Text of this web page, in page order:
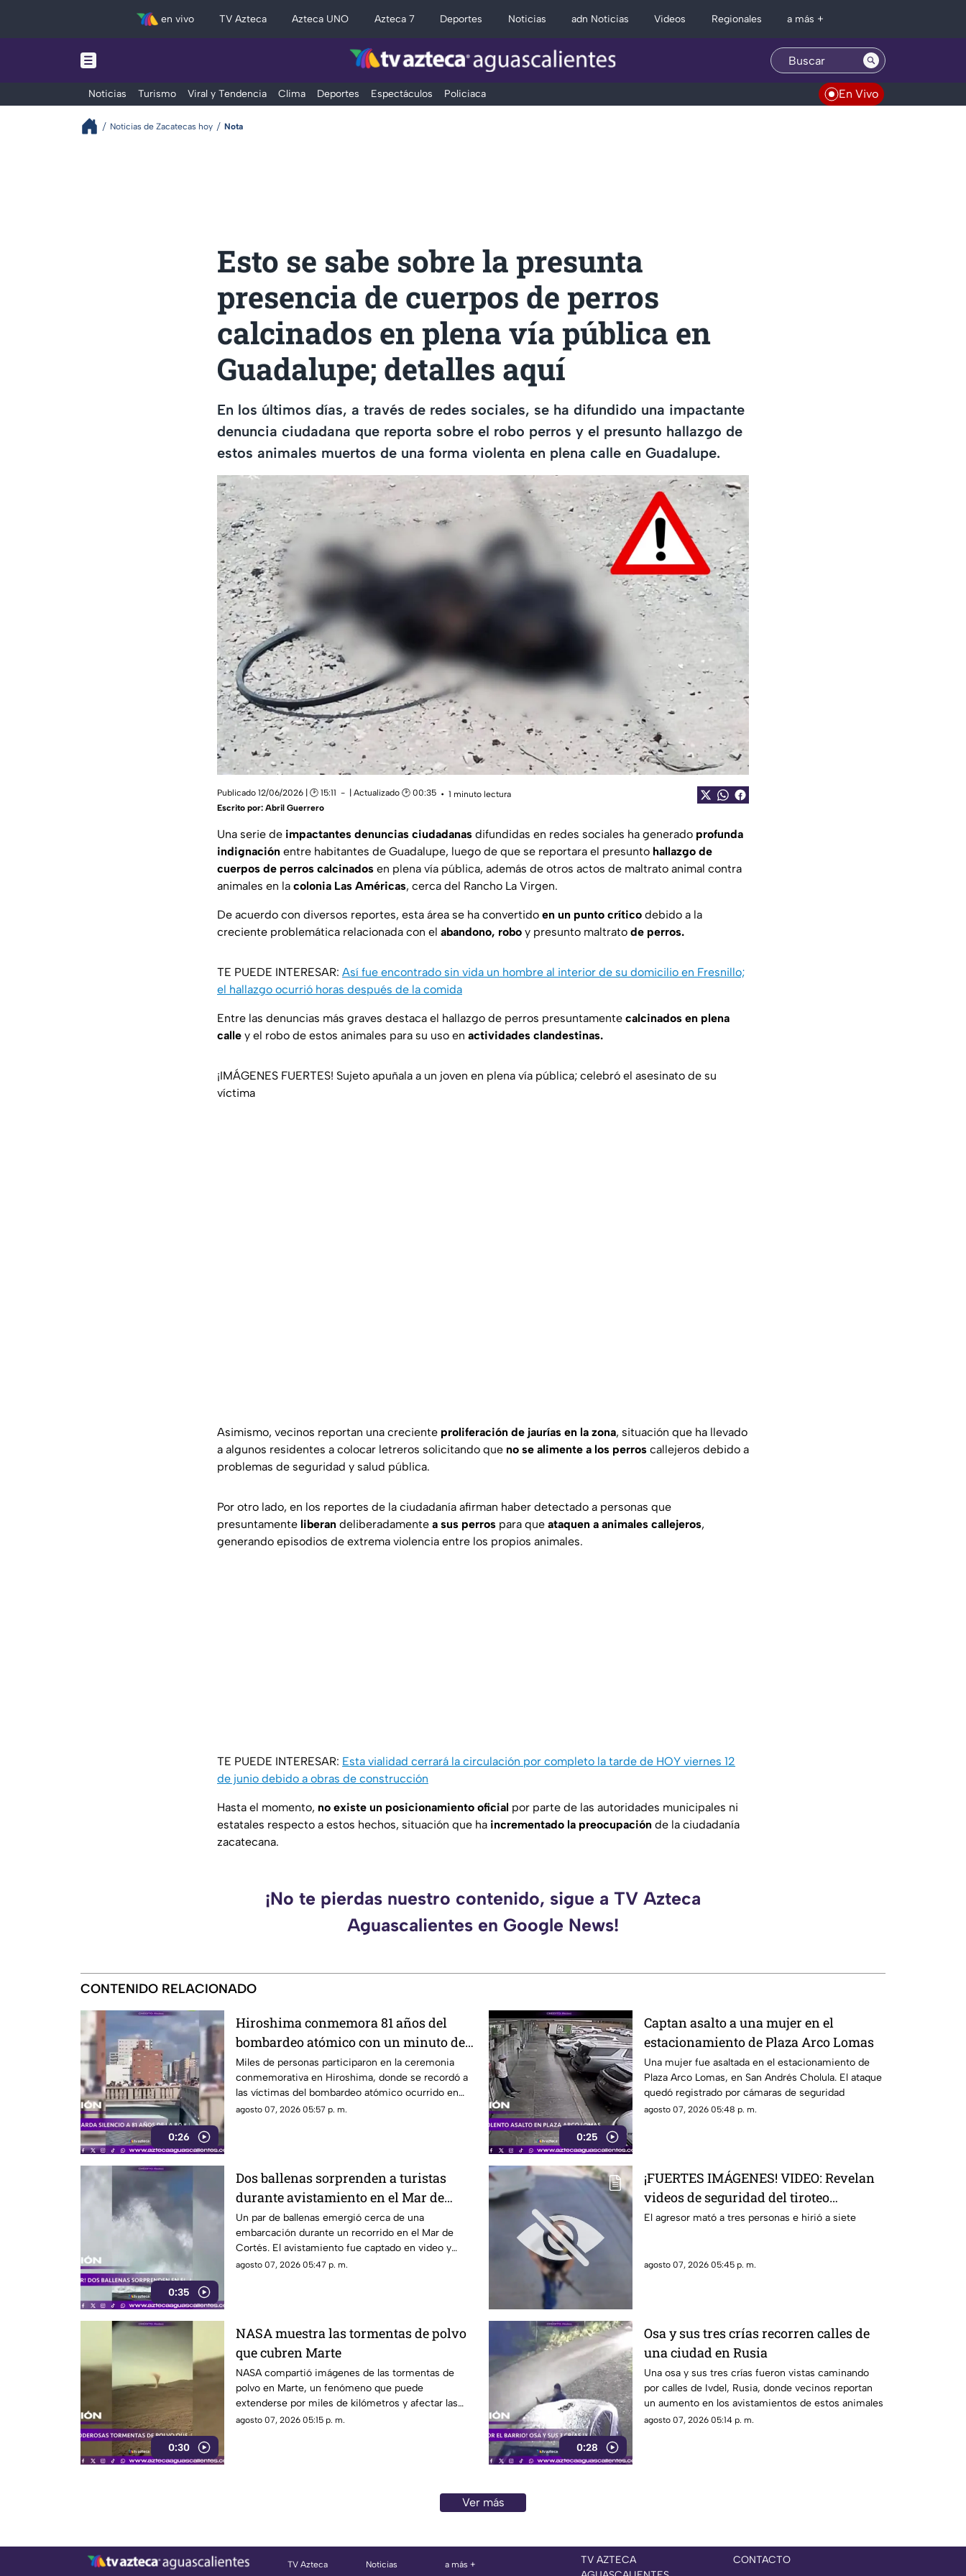
en vivo TV Azteca Azteca UNO Azteca 7 Deportes Noticias adn Noticias Videos Regionales a más +
Noticias Turismo Viral y Tendencia Clima Deportes Espectáculos Policiaca En Vivo
Noticias de Zacatecas hoy Nota
Esto se sabe sobre la presunta
presencia de cuerpos de perros
calcinados en plena vía pública en
Guadalupe; detalles aquí
En los últimos días, a través de redes sociales, se ha difundido una impactante
denuncia ciudadana que reporta sobre el robo perros y el presunto hallazgo de
estos animales muertos de una forma violenta en plena calle en Guadalupe.
Publicado 12/06/2026 | 🕑 15:11 | Actualizado 🕑 00:35
1 minuto lectura
Escrito por: Abril Guerrero
Una serie de impactantes denuncias ciudadanas difundidas en redes sociales ha generado profunda
indignación entre habitantes de Guadalupe, luego de que se reportara el presunto hallazgo de
cuerpos de perros calcinados en plena vía pública, además de otros actos de maltrato animal contra
animales en la colonia Las Américas, cerca del Rancho La Virgen.
De acuerdo con diversos reportes, esta área se ha convertido en un punto crítico debido a la
creciente problemática relacionada con el abandono, robo y presunto maltrato de perros.
TE PUEDE INTERESAR: Así fue encontrado sin vida un hombre al interior de su domicilio en Fresnillo;
el hallazgo ocurrió horas después de la comida
Entre las denuncias más graves destaca el hallazgo de perros presuntamente calcinados en plena
calle y el robo de estos animales para su uso en actividades clandestinas.
¡IMÁGENES FUERTES! Sujeto apuñala a un joven en plena vía pública; celebró el asesinato de su
víctima
Asimismo, vecinos reportan una creciente proliferación de jaurías en la zona, situación que ha llevado
a algunos residentes a colocar letreros solicitando que no se alimente a los perros callejeros debido a
problemas de seguridad y salud pública.
Por otro lado, en los reportes de la ciudadanía afirman haber detectado a personas que
presuntamente liberan deliberadamente a sus perros para que ataquen a animales callejeros,
generando episodios de extrema violencia entre los propios animales.
TE PUEDE INTERESAR: Esta vialidad cerrará la circulación por completo la tarde de HOY viernes 12
de junio debido a obras de construcción
Hasta el momento, no existe un posicionamiento oficial por parte de las autoridades municipales ni
estatales respecto a estos hechos, situación que ha incrementado la preocupación de la ciudadanía
zacatecana.
¡No te pierdas nuestro contenido, sigue a TV Azteca
Aguascalientes en Google News!
CONTENIDO RELACIONADO
0:26
Hiroshima conmemora 81 años del
bombardeo atómico con un minuto de
silencio
Miles de personas participaron en la ceremonia
conmemorativa en Hiroshima, donde se recordó a
las víctimas del bombardeo atómico ocurrido en
1945
agosto 07, 2026 05:57 p. m.
0:25
Captan asalto a una mujer en el
estacionamiento de Plaza Arco Lomas
Una mujer fue asaltada en el estacionamiento de
Plaza Arco Lomas, en San Andrés Cholula. El ataque
quedó registrado por cámaras de seguridad
agosto 07, 2026 05:48 p. m.
0:35
Dos ballenas sorprenden a turistas
durante avistamiento en el Mar de
Cortés
Un par de ballenas emergió cerca de una
embarcación durante un recorrido en el Mar de
Cortés. El avistamiento fue captado en video y
sorprendió a los visitantes.
agosto 07, 2026 05:47 p. m.
¡FUERTES IMÁGENES! VIDEO: Revelan
videos de seguridad del tiroteo
realizado en famosa cadena de
El agresor mató a tres personas e hirió a siete
agosto 07, 2026 05:45 p. m.
0:30
NASA muestra las tormentas de polvo
que cubren Marte
NASA compartió imágenes de las tormentas de
polvo en Marte, un fenómeno que puede
extenderse por miles de kilómetros y afectar las
misiones de exploración
agosto 07, 2026 05:15 p. m.
0:28
Osa y sus tres crías recorren calles de
una ciudad en Rusia
Una osa y sus tres crías fueron vistas caminando
por calles de Ivdel, Rusia, donde vecinos reportan
un aumento en los avistamientos de estos animales
agosto 07, 2026 05:14 p. m.
Ver más
TV Azteca Noticias a más +
TV AZTECA
CONTACTO